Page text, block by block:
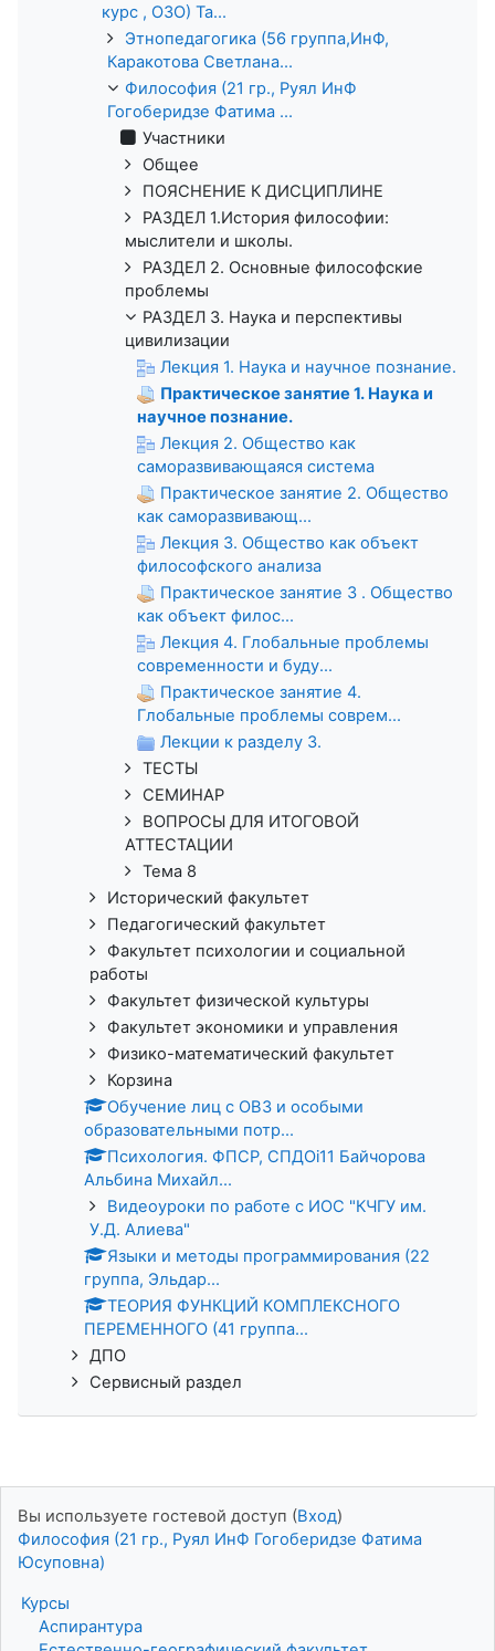
курс , ОЗО) Та...
Этнопедагогика (56 группа,ИнФ,
Каракотова Светлана...
Философия (21 гр., Руял ИнФ
Гогоберидзе Фатима ...
Участники
Общее
ПОЯСНЕНИЕ К ДИСЦИПЛИНЕ
РАЗДЕЛ 1.История философии:
мыслители и школы.
РАЗДЕЛ 2. Основные философские
проблемы
РАЗДЕЛ 3. Наука и перспективы
цивилизации
Лекция 1. Наука и научное познание.
Практическое занятие 1. Наука и
научное познание.
Лекция 2. Общество как
саморазвивающаяся система
Практическое занятие 2. Общество
как саморазвивающ...
Лекция 3. Общество как объект
философского анализа
Практическое занятие 3 . Общество
как объект филос...
Лекция 4. Глобальные проблемы
современности и буду...
Практическое занятие 4.
Глобальные проблемы соврем...
Лекции к разделу 3.
ТЕСТЫ
СЕМИНАР
ВОПРОСЫ ДЛЯ ИТОГОВОЙ
АТТЕСТАЦИИ
Тема 8
Исторический факультет
Педагогический факультет
Факультет психологии и социальной
работы
Факультет физической культуры
Факультет экономики и управления
Физико-математический факультет
Корзина
Обучение лиц с ОВЗ и особыми
образовательными потр...
Психология. ФПСР, СПДОi11 Байчорова
Альбина Михайл...
Видеоуроки по работе с ИОС "КЧГУ им.
У.Д. Алиева"
Языки и методы программирования (22
группа, Эльдар...
ТЕОРИЯ ФУНКЦИЙ КОМПЛЕКСНОГО
ПЕРЕМЕННОГО (41 группа...
ДПО
Сервисный раздел
Вы используете гостевой доступ (Вход)
Философия (21 гр., Руял ИнФ Гогоберидзе Фатима
Юсуповна)
Курсы
Аспирантура